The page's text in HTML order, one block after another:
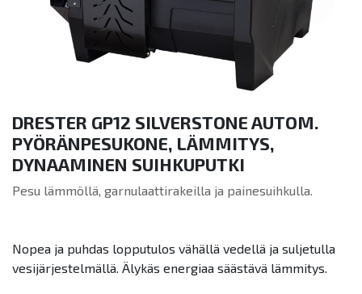
DRESTER GP12 SILVERSTONE AUTOM.
PYÖRÄNPESUKONE, LÄMMITYS,
DYNAAMINEN SUIHKUPUTKI
Pesu lämmöllä, garnulaattirakeilla ja painesuihkulla.
Nopea ja puhdas lopputulos vähällä vedellä ja suljetulla
vesijärjestelmällä. Älykäs energiaa säästävä lämmitys.